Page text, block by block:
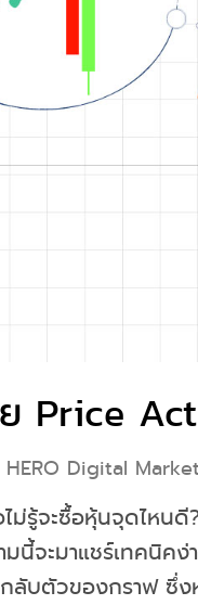
Price
HERO Digital
รู้จะซื้อหุ้นจุดไหนดี
นี้จะมาแชร์เทคนิ
ลับตัวของกราฟ ซึ่ง